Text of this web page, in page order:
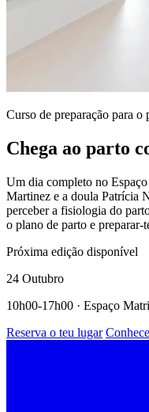
Curso de preparação para o
Chega ao parto
Um dia completo no
Martinez e a doula Patrícia
perceber a fisiologia do
o plano de parto e preparar-
Próxima edição disponível
24 Outubro
10h00-17h00 · Espaço
Reserva o teu lugar